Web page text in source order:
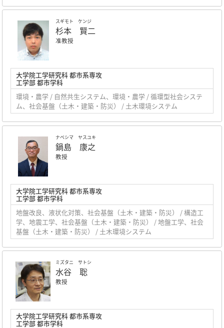
スギモト ケンジ
杉本 賢二
准教授
大学院工学研究科 都市系専攻
工学部 都市学科
環境・農学 / 自然共生システム、環境・農学 / 循環型社会システ
ム、社会基盤（土木・建築・防災） / 土木環境システム
ナベシマ ヤスユキ
鍋島 康之
教授
大学院工学研究科 都市系専攻
工学部 都市学科
地盤改良、液状化対策、社会基盤（土木・建築・防災） / 構造工
学、地震工学、社会基盤（土木・建築・防災） / 地盤工学、社会
基盤（土木・建築・防災） / 土木環境システム
ミズタニ サトシ
水谷 聡
教授
大学院工学研究科 都市系専攻
工学部 都市学科